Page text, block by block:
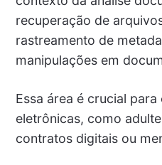
recuperação de
rastreamento de
manipulações em
Essa área é crucial
eletrônicas, como
contratos digitais ou